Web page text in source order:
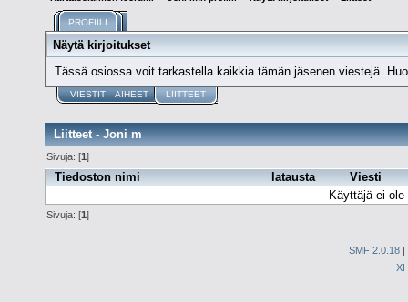
PROFIILI
Näytä kirjoitukset
Tässä osiossa voit tarkastella kaikkia tämän jäsenen viestejä.
VIESTIT AIHEET LIITTEET
Liitteet - Joni m
Sivuja: [1]
Tiedoston nimi latausta
Viesti
Käyttäjä ei
Sivuja: [1]
SMF 2.0.18 |